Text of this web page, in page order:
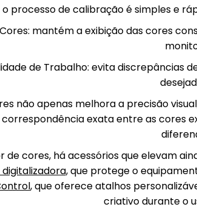
o processo de calibração é simples e
mantém a exibição das cores
de Trabalho: evita discrepâncias
não apenas melhora a precisão
exata entre as cores
de cores, há acessórios que elevam
, que protege o
, que oferece atalhos
criativo durante o